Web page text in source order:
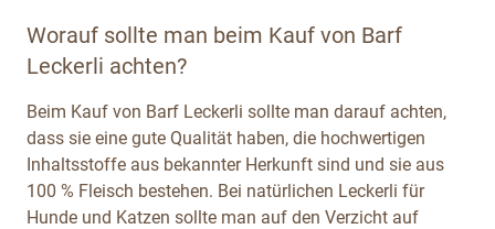
Worauf sollte man beim Kauf von Barf
Leckerli achten?
Beim Kauf von Barf Leckerli sollte man darauf achten,
dass sie eine gute Qualität haben, die hochwertigen
Inhaltsstoffe aus bekannter Herkunft sind und sie aus
100 % Fleisch bestehen. Bei natürlichen Leckerli für
Hunde und Katzen sollte man auf den Verzicht auf